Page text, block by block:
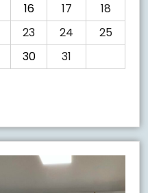
16 17
18
23 24
25
30 31